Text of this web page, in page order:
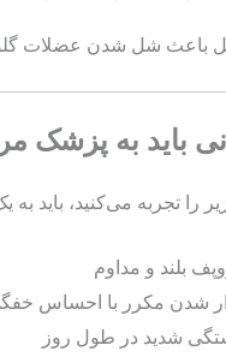
باعث شل شدن عضلات گلو
باید به پزشک
زیر را تجربه می‌کنید، باید
بلند و مداوم
شدن مکرر با احساس
شدید در طول روز